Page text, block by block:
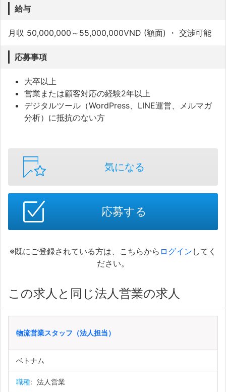
給与
月収 50,000,000～55,000,000VND (額面) ・ 交渉可能
応募事項
大卒以上
営業または顧客対応の経験2年以上
デジタルツール（WordPress、LINE運営、メルマガ
分析）に抵抗のない方
気になる
応募する
※既にご登録されている方は、こちらから ログイン してく
ださい。
この求人と同じ法人営業の求人
物流営業スタッフ（法人担当）
ベトナム
職種: 法人営業